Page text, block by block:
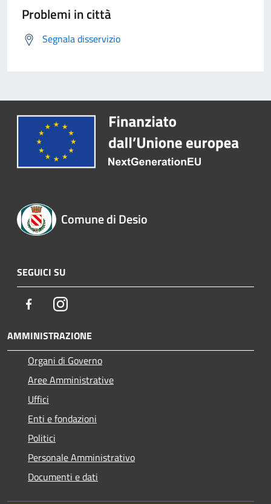
Problemi in città
Segnala disservizio
Comune di Desio
SEGUICI SU
FacebookInstagram
AMMINISTRAZIONE
Organi di Governo
Aree Amministrative
Uffici
Enti e fondazioni
Politici
Personale Amministrativo
Documenti e dati